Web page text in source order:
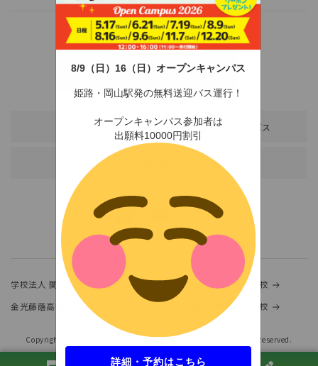
8/9（日）16（日）オープンキャンパス
姫路・岡山駅発の無料送迎バス運行！
オープンキャンパス参加者は
出願料10000円割引
詳細・予約はこちら
〒678-0255 兵庫県赤穂市新田380-3
TEL：0791-46-2525（代）FAX：0791-46-2526
アクセス スクールバス
学校法人 関西金光学園
金光大阪中学校・高等学校
金光藤蔭高等学校
金光八尾中学校・高等学校
Copyright(c)KANSAI UNIVERSITY of SOCIAL WELFARE.ALL Rights Reserved.